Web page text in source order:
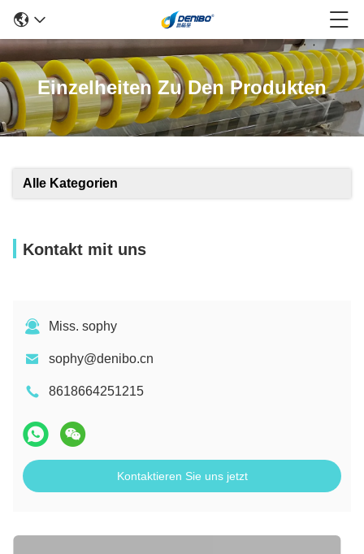
Einzelheiten Zu Den Produkten
Alle Kategorien
Kontakt mit uns
Miss. sophy
sophy@denibo.cn
8618664251215
Kontaktieren Sie uns jetzt